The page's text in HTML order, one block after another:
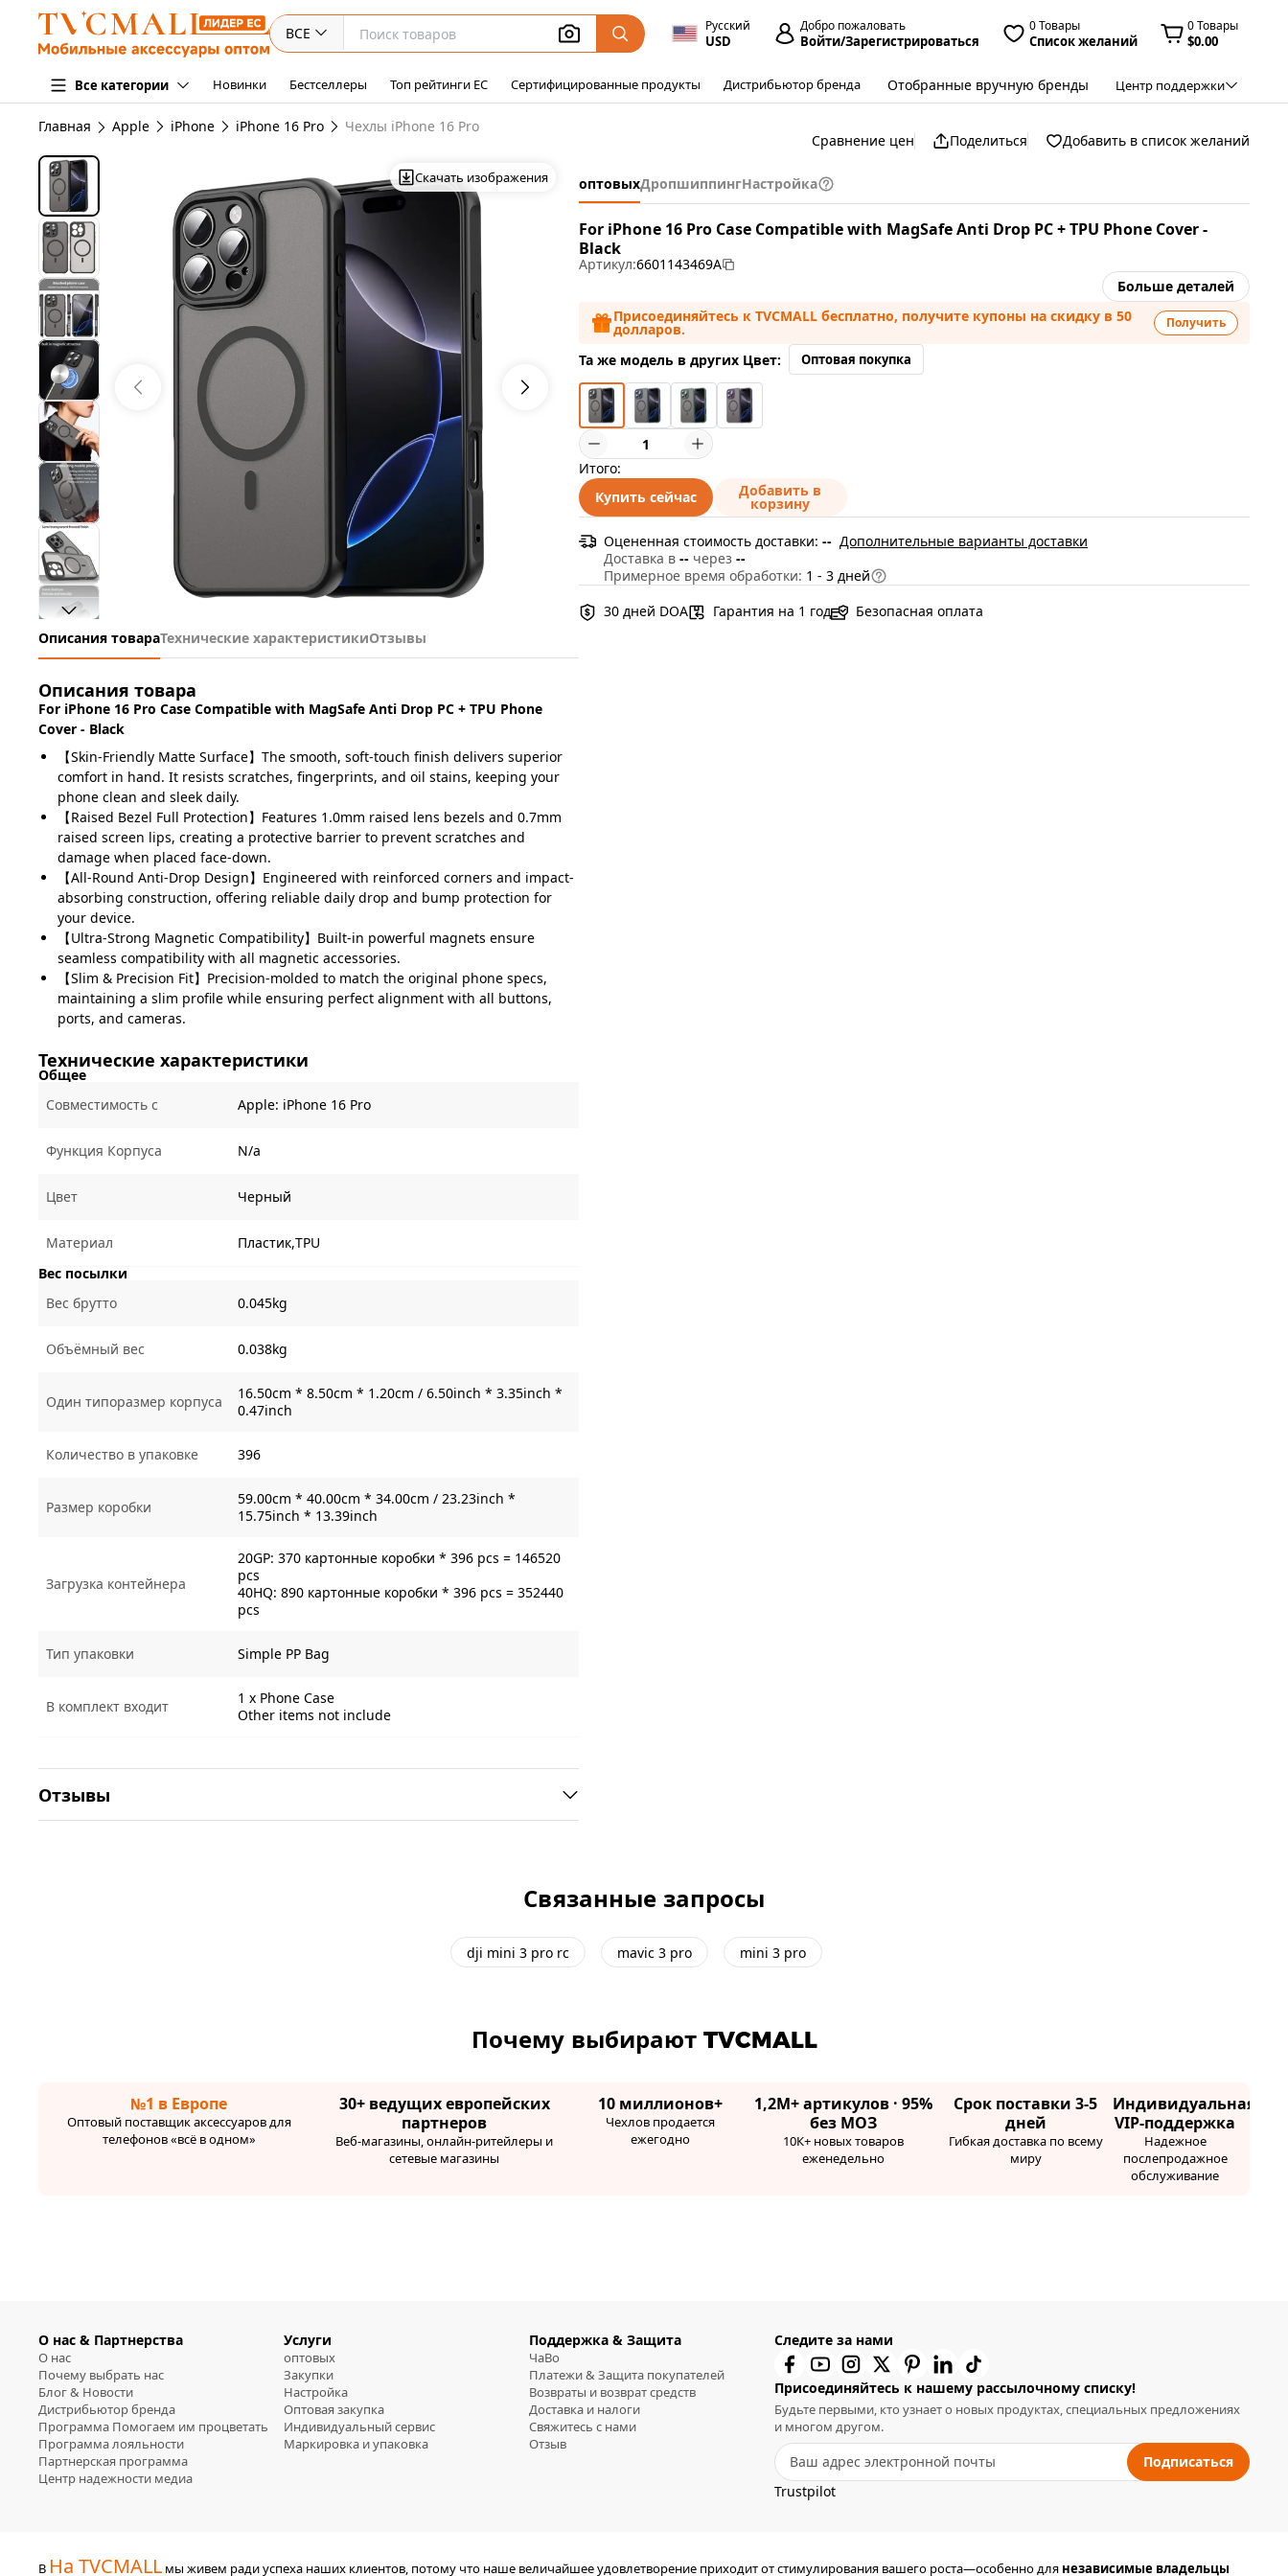
ВСЕ Русский
USD
Добро пожаловать
Войти/Зарегистрироваться
0 Товары
Список желаний
0 Товары
$0.00
Все категории Новинки Бестселлеры Топ рейтинги ЕС Сертифицированные продукты Дистрибьютор бренда Отобранные вручную бренды Центр поддержки
Главная Apple iPhone iPhone 16 Pro Чехлы iPhone 16 Pro
Скачать изображения
Описания товараТехнические характеристикиОтзывы
Описания товара
For iPhone 16 Pro Case Compatible with MagSafe Anti Drop PC + TPU Phone
Cover - Black
【Skin-Friendly Matte Surface】The smooth, soft-touch finish delivers superior
comfort in hand. It resists scratches, fingerprints, and oil stains, keeping your
phone clean and sleek daily.
【Raised Bezel Full Protection】Features 1.0mm raised lens bezels and 0.7mm
raised screen lips, creating a protective barrier to prevent scratches and
damage when placed face-down.
【All-Round Anti-Drop Design】Engineered with reinforced corners and impact-
absorbing construction, offering reliable daily drop and bump protection for
your device.
【Ultra-Strong Magnetic Compatibility】Built-in powerful magnets ensure
seamless compatibility with all magnetic accessories.
【Slim & Precision Fit】Precision-molded to match the original phone specs,
maintaining a slim profile while ensuring perfect alignment with all buttons,
ports, and cameras.
Технические характеристики
Общее
Совместимость с
Apple: iPhone 16 Pro
Функция Корпуса N/a
Цвет Черный
Материал
Пластик,TPU
Вес посылки
Вес брутто
0.045kg
Объёмный вес 0.038kg
Один типоразмер корпуса
16.50cm * 8.50cm * 1.20cm / 6.50inch * 3.35inch *
0.47inch
Количество в упаковке 396
Размер коробки
59.00cm * 40.00cm * 34.00cm / 23.23inch *
15.75inch * 13.39inch
Загрузка контейнера
20GP: 370 картонные коробки * 396 pcs = 146520
pcs
40HQ: 890 картонные коробки * 396 pcs = 352440
pcs
Тип упаковки Simple PP Bag
В комплект входит
1 x Phone Case
Other items not include
Отзывы
Сравнение цен Поделиться Добавить в список желаний
оптовыхДропшиппингНастройка
For iPhone 16 Pro Case Compatible with MagSafe Anti Drop PC + TPU Phone Cover -
Black
Артикул:6601143469A
Больше деталей
Присоединяйтесь к TVCMALL бесплатно, получите купоны на скидку в 50
долларов. Получить
Та же модель в других Цвет: Оптовая покупка
Итого:
Купить сейчас
Добавить в
корзину
Оцененная стоимость доставки: -- Дополнительные варианты доставки
Доставка в -- через --
Примерное время обработки: 1 - 3 дней
30 дней DOA
Гарантия на 1 год Безопасная оплата
Связанные запросы
dji mini 3 pro rc mavic 3 pro mini 3 pro
Почему выбирают TVCMALL
№1 в Европе
Оптовый поставщик аксессуаров для
телефонов «всё в одном»
30+ ведущих европейских
партнеров
Веб-магазины, онлайн-ритейлеры и
сетевые магазины
10 миллионов+
Чехлов продается
ежегодно
1,2М+ артикулов · 95%
без МОЗ
10К+ новых товаров
еженедельно
Срок поставки 3-5
дней
Гибкая доставка по всему
миру
Индивидуальная
VIP-поддержка
Надежное
послепродажное
обслуживание
О нас & Партнерства
О нас
Почему выбрать нас
Блог & Новости
Дистрибьютор бренда
Программа Помогаем им процветать
Программа лояльности
Партнерская программа
Центр надежности медиа
Услуги
оптовых
Закупки
Настройка
Оптовая закупка
Индивидуальный сервис
Маркировка и упаковка
Поддержка & Защита
ЧаВо
Платежи & Защита покупателей
Возвраты и возврат средств
Доставка и налоги
Свяжитесь с нами
Отзыв
Следите за нами
Присоединяйтесь к нашему рассылочному списку!
Будьте первыми, кто узнает о новых продуктах, специальных предложениях
и многом другом.
Подписаться
Trustpilot
В На TVCMALL мы живем ради успеха наших клиентов, потому что наше величайшее удовлетворение приходит от стимулирования вашего роста—особенно для независимые владельцы